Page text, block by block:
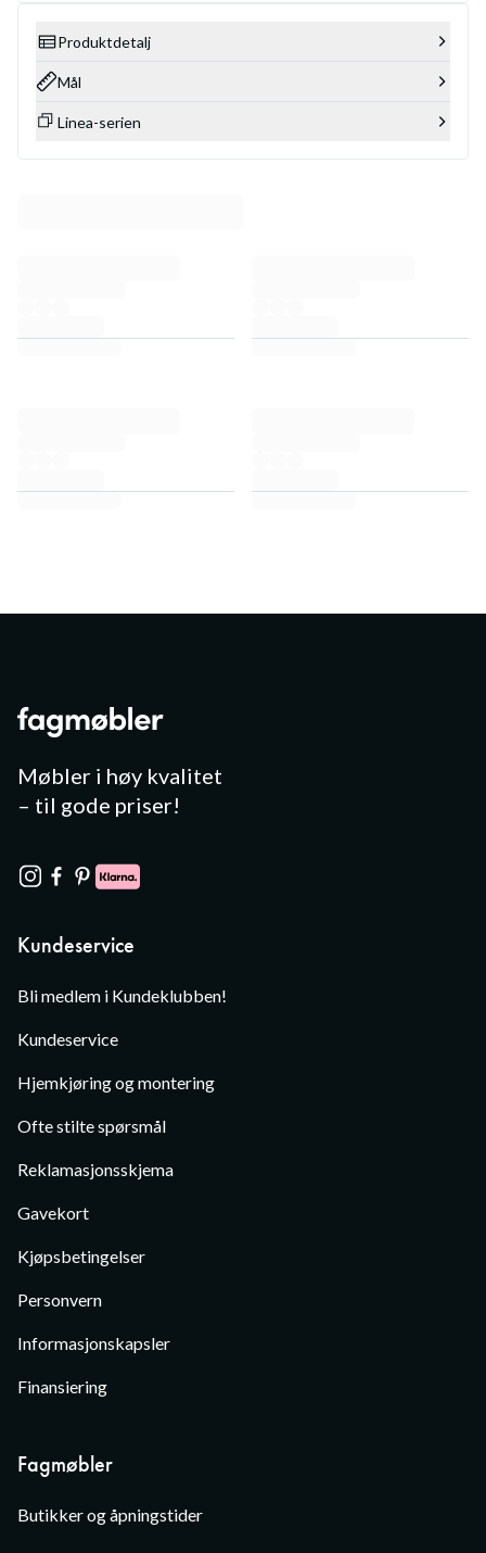
Produktdetalj
Mål
Linea-serien
Møbler i høy kvalitet
– til gode priser!
Kundeservice
Bli medlem i Kundeklubben!
Kundeservice
Hjemkjøring og montering
Ofte stilte spørsmål
Reklamasjonsskjema
Gavekort
Kjøpsbetingelser
Personvern
Informasjonskapsler
Finansiering
Fagmøbler
Butikker og åpningstider